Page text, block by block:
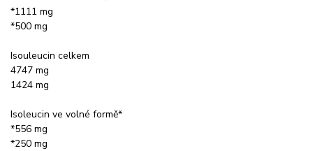
*1111 mg
*500 mg
Isouleucin celkem
4747 mg
1424 mg
Isoleucin ve volné formě*
*556 mg
*250 mg